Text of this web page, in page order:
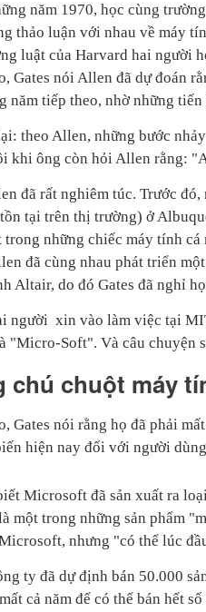
năm 1970, học cùng
thảo luận với nhau về máy
luật của Harvard hai người
Gates nói Allen đã dự đoán
năm tiếp theo, nhờ những
theo Allen, những bước
khi ông còn hỏi Allen rằng:
đã rất nghiêm túc. Trước
tại trên thị trường) ở
những chiếc máy tính cá
đã cùng nhau phát triển
Altair, do đó Gates đã nghỉ
người xin vào làm việc tại
"Micro-Soft". Và câu chuyện
chú chuột máy
Gates nói rằng họ đã phải
hiện nay đối với người
Microsoft đã sản xuất ra
một trong những sản phẩm
nhưng "có thể lúc
ty đã dự định bán 50.000
cả năm để có thể bán hết